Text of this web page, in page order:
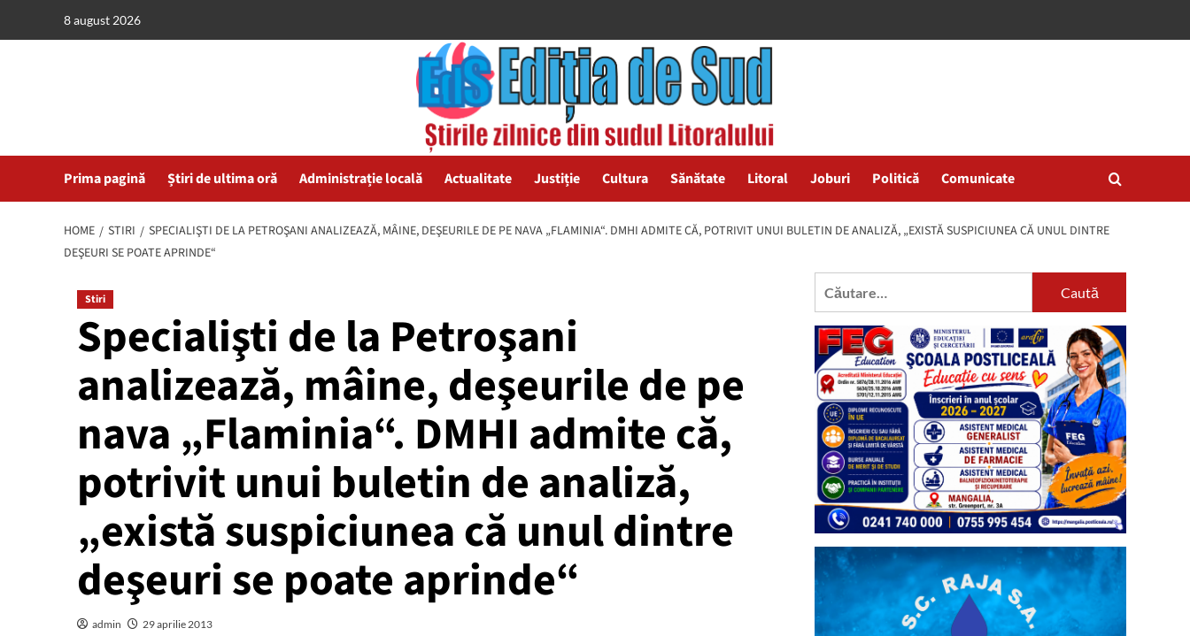
8 august 2026
Prima pagină Știri de ultima oră Administrație locală Actualitate Justiție Cultura Sănătate Litoral Joburi Politică Comunicate
HOME STIRI
SPECIALIŞTI DE LA PETROŞANI ANALIZEAZĂ, MÂINE, DEŞEURILE DE PE NAVA „FLAMINIA“. DMHI ADMITE CĂ, POTRIVIT UNUI BULETIN DE ANALIZĂ, „EXISTĂ SUSPICIUNEA CĂ UNUL DINTRE
DEŞEURI SE POATE APRINDE“
Stiri
Specialişti de la Petroşani
analizează, mâine, deşeurile de pe
nava „Flaminia“. DMHI admite că,
potrivit unui buletin de analiză,
„există suspiciunea că unul dintre
deşeuri se poate aprinde“
admin 29 aprilie 2013
Caută